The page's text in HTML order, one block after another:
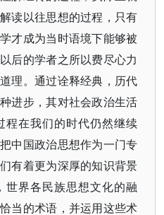
读以往思想的过程，只有
才成为当时语境下能够被
后的学者之所以费尽心力
理。通过诠释经典，历代
进步，其对社会政治生活
程在我们的时代仍然继续
中国政治思想作为一门专
有着更为深厚的知识背景
界各民族思想文化的融
当的术语，并运用这些术